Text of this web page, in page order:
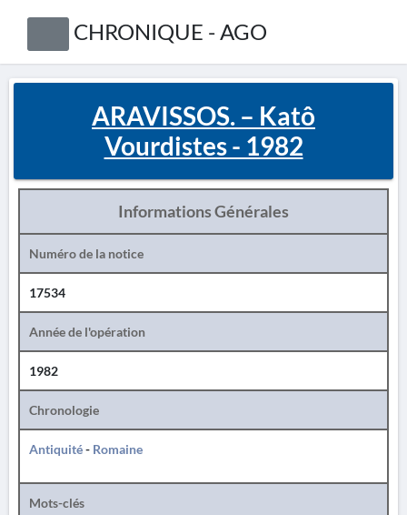
CHRONIQUE - AGO
ARAVISSOS. – Katô
Vourdistes - 1982
Informations Générales
Numéro de la notice
17534
Année de l'opération
1982
Chronologie
Antiquité- Romaine
Mots-clés